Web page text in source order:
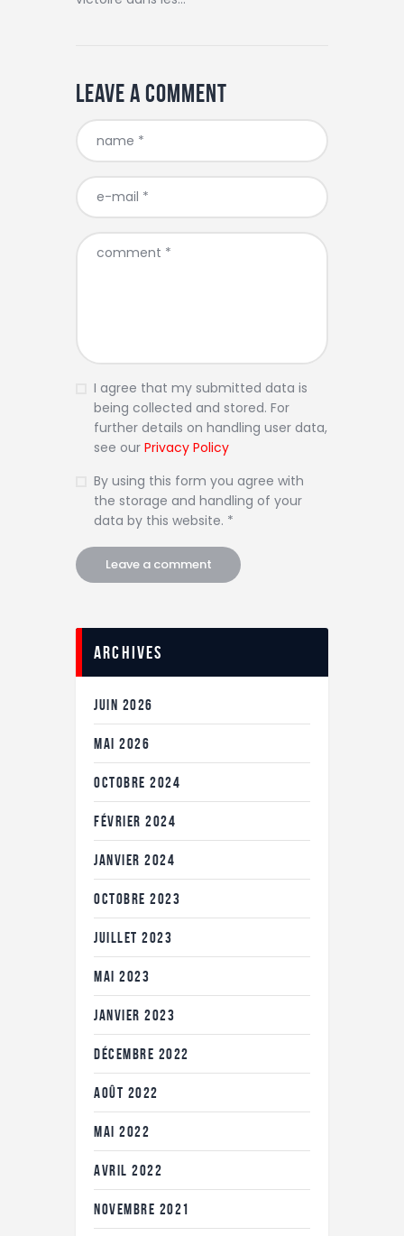
Leave a comment
I agree that my submitted data is
being collected and stored. For
further details on handling user data,
see our Privacy Policy
By using this form you agree with
the storage and handling of your
data by this website. *
Archives
JUIN 2026
MAI 2026
OCTOBRE 2024
FÉVRIER 2024
JANVIER 2024
OCTOBRE 2023
JUILLET 2023
MAI 2023
JANVIER 2023
DÉCEMBRE 2022
AOÛT 2022
MAI 2022
AVRIL 2022
NOVEMBRE 2021